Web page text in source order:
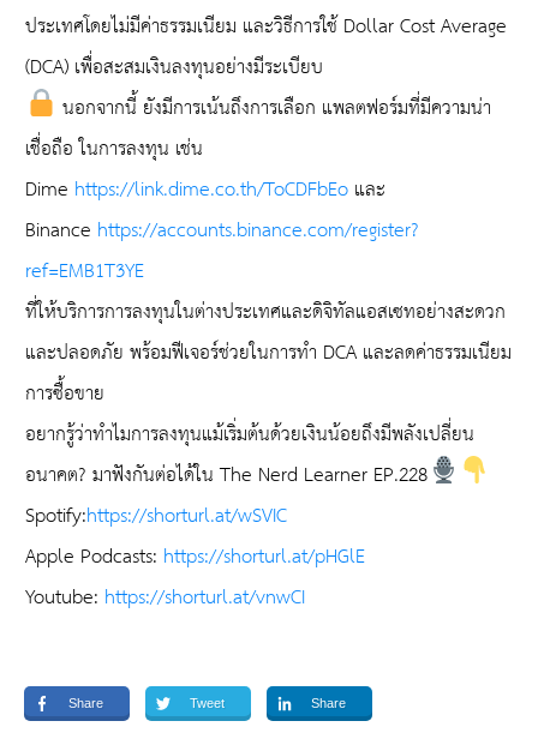
ประเทศโดยไม่มีค่าธรรมเนียม และวิธีการใช้ Dollar Cost Average
(DCA) เพื่อสะสมเงินลงทุนอย่างมีระเบียบ
นอกจากนี้ ยังมีการเน้นถึงการเลือก แพลตฟอร์มที่มีความน่า
เชื่อถือ ในการลงทุน เช่น
Dime https://link.dime.co.th/ToCDFbEoและ
Binance https://accounts.binance.com/register?
ref=EMB1T3YE
ที่ให้บริการการลงทุนในต่างประเทศและดิจิทัลแอสเซทอย่างสะดวก
และปลอดภัย พร้อมฟีเจอร์ช่วยในการทำ DCA และลดค่าธรรมเนียม
การซื้อขาย
อยากรู้ว่าทำไมการลงทุนแม้เริ่มต้นด้วยเงินน้อยถึงมีพลังเปลี่ยน
อนาคต? มาฟังกันต่อได้ใน The Nerd Learner EP.228
Spotify:https://shorturl.at/wSVIC
Apple Podcasts: https://shorturl.at/pHGlE
Youtube: https://shorturl.at/vnwCI
Share Tweet Share